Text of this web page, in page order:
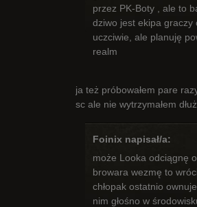
przez PK-Boty , ale to
dziwo jest ekipa graczy
uczciwie, ale planuję
realm
ja też próbowałem pare
sc ale nie wytrzymałem
Foinix napisał/a:
może Looka odciągnę
browara wezmę to
chłopak ostatnio
nim głośno w